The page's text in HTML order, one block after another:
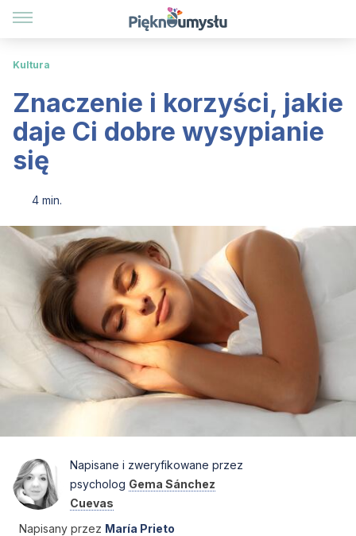
Kultura
Znaczenie i korzyści, jakie
daje Ci dobre wysypianie
się
4 min.
Napisane i zweryfikowane przez
psycholog Gema Sánchez
Cuevas
Napisany przez María Prieto